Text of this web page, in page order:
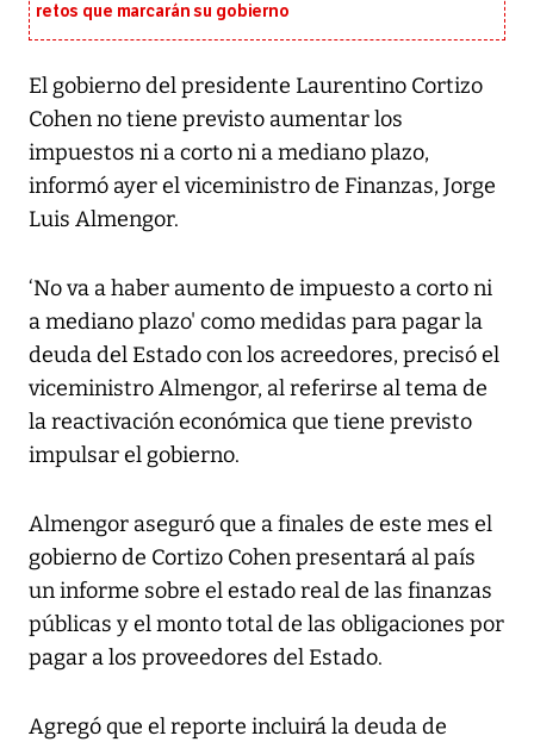
retos que marcarán su gobierno
El gobierno del presidente Laurentino Cortizo
Cohen no tiene previsto aumentar los
impuestos ni a corto ni a mediano plazo,
informó ayer el viceministro de Finanzas, Jorge
Luis Almengor.
‘No va a haber aumento de impuesto a corto ni
a mediano plazo' como medidas para pagar la
deuda del Estado con los acreedores, precisó el
viceministro Almengor, al referirse al tema de
la reactivación económica que tiene previsto
impulsar el gobierno.
Almengor aseguró que a finales de este mes el
gobierno de Cortizo Cohen presentará al país
un informe sobre el estado real de las finanzas
públicas y el monto total de las obligaciones por
pagar a los proveedores del Estado.
Agregó que el reporte incluirá la deuda de